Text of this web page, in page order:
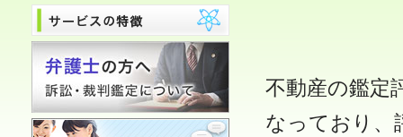
不動産の鑑定
なっており、